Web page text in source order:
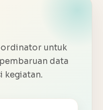
untuk
data
kegiatan.